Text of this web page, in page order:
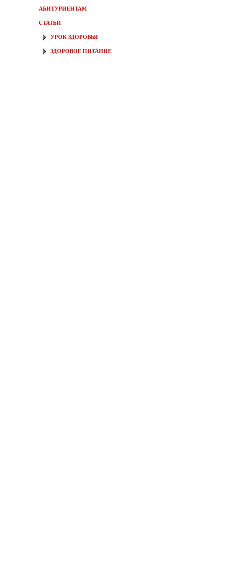
АБИТУРИЕНТАМ
СТАТЬИ
УРОК ЗДОРОВЬЯ
ЗДОРОВОЕ ПИТАНИЕ